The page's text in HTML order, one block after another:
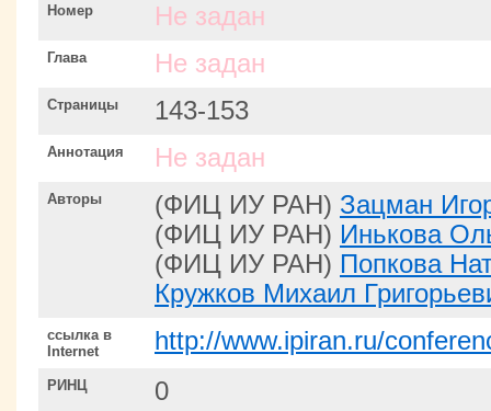
Номер Не задан
Глава Не задан
Страницы 143-153
Аннотация Не задан
Авторы (ФИЦ ИУ РАН) Зацман
(ФИЦ ИУ РАН) Инькова
(ФИЦ ИУ РАН) Попкова
Кружков Михаил
ссылка в
Internet
http://www.ipiran.ru/
РИНЦ 0